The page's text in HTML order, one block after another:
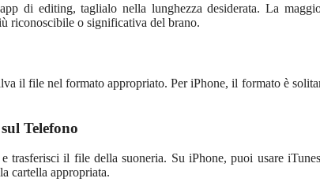
di editing, taglialo nella lunghezza desiderata. La
riconoscibile o significativa del brano.
il file nel formato appropriato. Per iPhone, il formato è
Telefono
trasferisci il file della suoneria. Su iPhone, puoi usare
cartella appropriata.